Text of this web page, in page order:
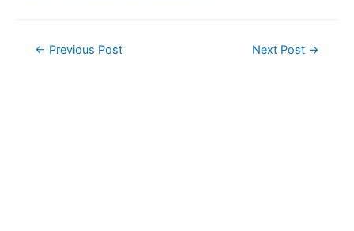
Post← Previous Post Next Post →